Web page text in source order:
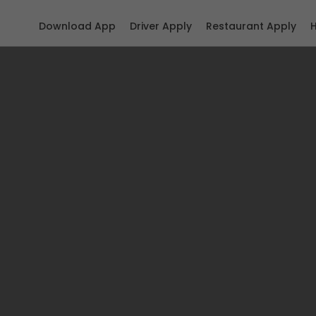
Restaurant Apply
Driver Apply
Download App